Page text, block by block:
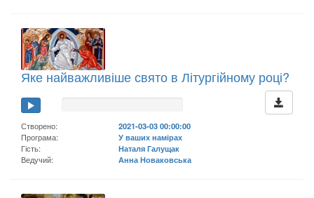
Яке найважливіше свято в Літургійному році?
Створено:
2021-03-03 00:00:00
Програма:
У ваших намірах
Гість:
Наталя Галущак
Ведучий:
Анна Новаковська